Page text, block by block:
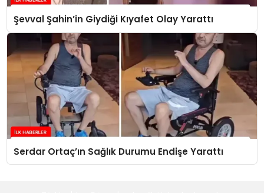
Şevval Şahin’in Giydiği Kıyafet Olay Yarattı
Serdar Ortaç’ın Sağlık Durumu Endişe Yarattı